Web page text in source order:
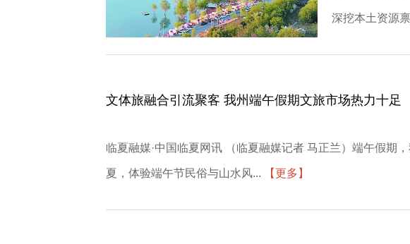
深挖本土资源
文体旅融合引流聚客 我州端午假期文旅市场热力十足
临夏融媒·中国临夏网讯 （临夏融媒记者 马正兰）端午假期
夏，体验端午节民俗与山水风... 【更多】